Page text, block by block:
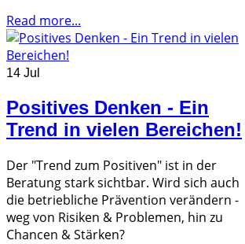
Read more...
14 Jul
Positives Denken - Ein
Trend in vielen Bereichen!
Der "Trend zum Positiven" ist in der
Beratung stark sichtbar. Wird sich auch
die betriebliche Prävention verändern -
weg von Risiken & Problemen, hin zu
Chancen & Stärken?